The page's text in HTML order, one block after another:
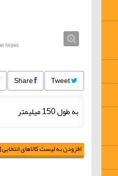
Tweet
Share
به طول 150 میلیمتر
افزودن به لیست کالاهای انتخابی